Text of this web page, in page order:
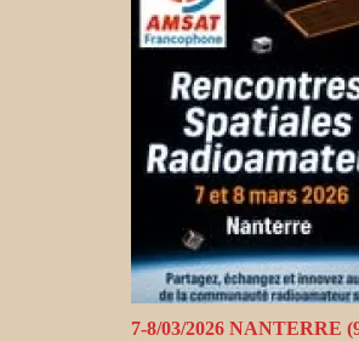
7-8/03/2026 NANTERRE